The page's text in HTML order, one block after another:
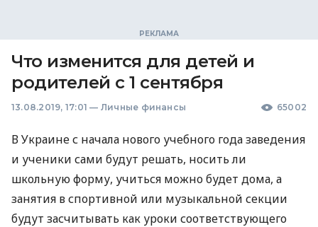
Что изменится для детей и
родителей с 1 сентября
13.08.2019, 17:01 — Личные финансы 65002
В Украине с начала нового учебного года заведения
и ученики сами будут решать, носить ли
школьную форму, учиться можно будет дома, а
занятия в спортивной или музыкальной секции
будут засчитывать как уроки соответствующего